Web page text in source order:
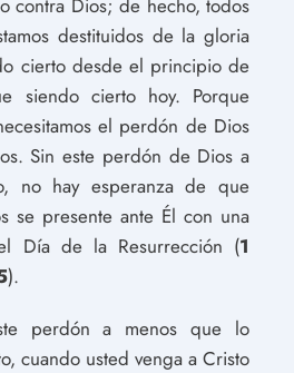
contra Dios; de hecho, todos
destituidos de la gloria
cierto desde el principio de
siendo cierto hoy. Porque
el perdón de Dios
Sin este perdón de Dios a
no hay esperanza de que
se presente ante Él con una
Día de la Resurrección (1
).
perdón a menos que lo
cuando usted venga a Cristo